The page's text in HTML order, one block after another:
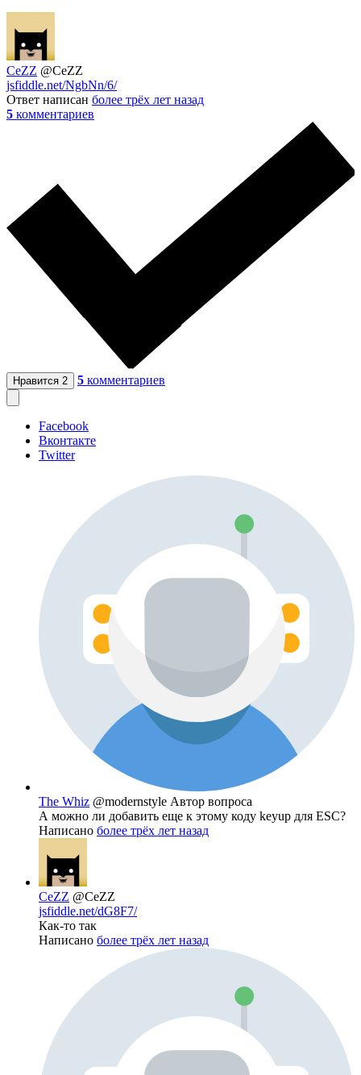
CeZZ @CeZZ
jsfiddle.net/NgbNn/6/
Ответ написан более трёх лет назад
5 комментариев
Нравится 2 5 комментариев
Facebook
Вконтакте
Twitter
The Whiz @modernstyle Автор вопроса
А можно ли добавить еще к этому коду keyup для ESC?
Написано более трёх лет назад
CeZZ @CeZZ
jsfiddle.net/dG8F7/
Как-то так
Написано более трёх лет назад